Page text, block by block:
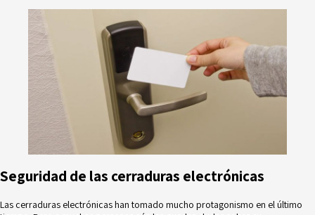
Seguridad de las cerraduras electrónicas
Las cerraduras electrónicas han tomado mucho protagonismo en el último